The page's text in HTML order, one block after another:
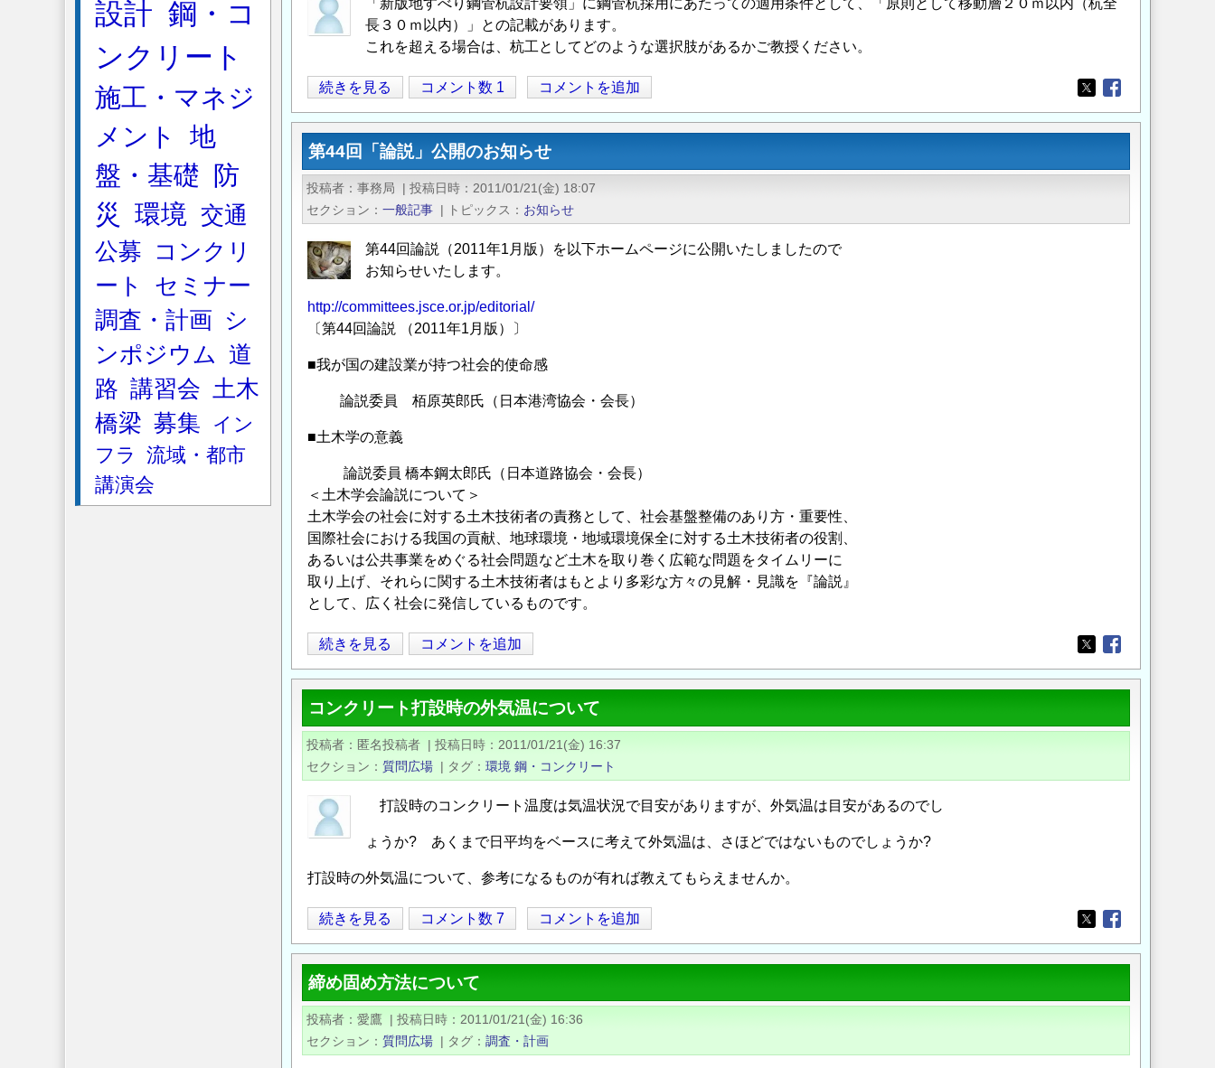
鋼
水
溝)
の
防
護
に
つ
い
て
「新版地すべり鋼管杭設計要領」に鋼管杭採用にあたっての適用条件として、「原則として移動層２０ｍ以内（杭全
長３０ｍ以内）」との記載があります。
これを超える場合は、杭工としてどのような選択肢があるかご教授ください。
地
す
べ
り
抑
杭
の
移
層
20m
以
（杭
長
30m
上）
の
扱
い
に
つ
い
て
の
続きを見る コメント数 1 コメントを追加
Opens in a new
Opens in a new
第44回「論説」公開のお知らせ
投稿者 事務局 | 投稿日時
2011/01/21(金) 18:07
セクション
一般記事 | トピックス お知らせ
第44回論説（2011年1月版）を以下ホームページに公開いたしましたので
お知らせいたします。
http://committees.jsce.or.jp/editorial/
〔第44回論説 （2011年1月版）〕
■我が国の建設業が持つ社会的使命感
論説委員 栢原英郎氏（日本港湾協会・会長）
■土木学の意義
論説委員 橋本鋼太郎氏（日本道路協会・会長）
＜土木学会論説について＞
土木学会の社会に対する土木技術者の責務として、社会基盤整備のあり方・重要性、
国際社会における我国の貢献、地球環境・地域環境保全に対する土木技術者の役割、
あるいは公共事業をめぐる社会問題など土木を取り巻く広範な問題をタイムリーに
取り上げ、それらに関する土木技術者はもとより多彩な方々の見解・見識を『論説』
として、広く社会に発信しているものです。
第
44
回
「論
説」
開
の
お
ら
の
続きを見る コメントを追加
Opens in a new
Opens in a new
コンクリート打設時の外気温について
投稿者 匿名投稿者 | 投稿日時
2011/01/21(金) 16:37
セクション
質問広場 | タグ 環境 鋼・コンクリート
打設時のコンクリート温度は気温状況で目安がありますが、外気温は目安があるのでし
ょうか? あくまで日平均をベースに考えて外気温は、さほどではないものでしょうか?
打設時の外気温について、参考になるものが有れば教えてもらえませんか。
コ
ン
ク
リ
ー
打
続きを見る コメント数 7 コメントを追加
Opens in a new
Opens in a new
締め固め方法について
投稿者 愛鷹 | 投稿日時
2011/01/21(金) 16:36
セクション
質問広場 | タグ 調査・計画
設計 鋼・コ
ンクリート
施工・マネジ
メント
地
盤・基礎
防
災
環境 交通
公募
コンクリ
ート
セミナー
調査・計画
シ
ンポジウム 道
路 講習会 土木
橋梁 募集
イン
フラ
流域・都市
講演会